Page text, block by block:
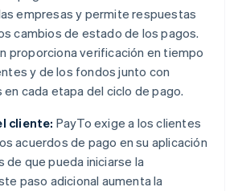
empresas y permite respuestas
cambios de estado de los pagos.
proporciona verificación en tiempo
y de los fondos junto con
cada etapa del ciclo de pago.
cliente: PayTo exige a los clientes
acuerdos de pago en su aplicación
de que pueda iniciarse la
paso adicional aumenta la